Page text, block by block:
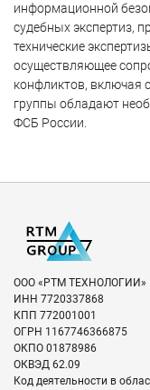
информационной
судебных экспертиз,
технические
осуществляющее
конфликтов, включая
группы обладают
ФСБ России.
ООО «РТМ ТЕХНОЛОГИИ»
ИНН 7720337868
КПП 772001001
ОГРН 1167746366875
ОКПО 01878986
ОКВЭД 62.09
Код деятельности в